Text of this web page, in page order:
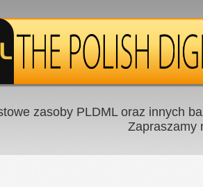
zasoby PLDML oraz innych
Zapraszamy